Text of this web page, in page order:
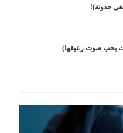
حدوتة)!
بحب صوت زعيقها)